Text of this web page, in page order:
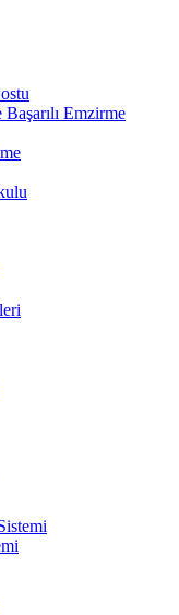
Emzirme